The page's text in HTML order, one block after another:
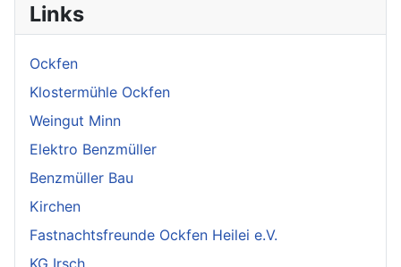
Links
Ockfen
Klostermühle Ockfen
Weingut Minn
Elektro Benzmüller
Benzmüller Bau
Kirchen
Fastnachtsfreunde Ockfen Heilei e.V.